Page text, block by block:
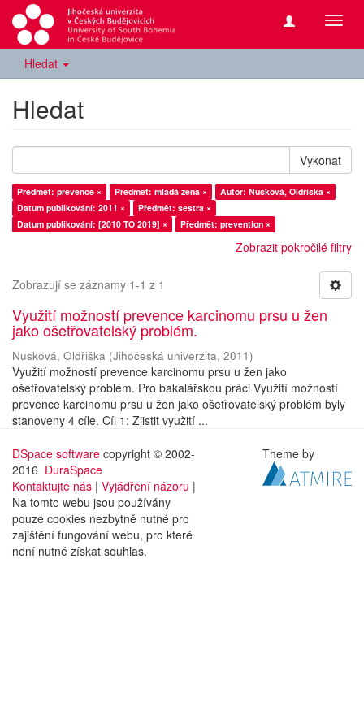
Hledat
Hledat
Vykonat
Předmět: prevence × Předmět: mladá žena ×
Autor: Nusková, Oldřiška ×
Datum publikování: 2011 ×
Předmět: sestra ×
Datum publikování: [2010 TO 2019] ×
Předmět: prevention ×
Zobrazit pokročilé filtry
Zobrazují se záznamy 1-1 z 1
Využití možností prevence karcinomu prsu u žen
jako ošetřovatelský problém.
Nusková, Oldřiška (Jihočeská univerzita, 2011)
Využití možností prevence karcinomu prsu u žen jako
ošetřovatelský problém. Pro bakalářskou práci Využití možností
prevence karcinomu prsu u žen jako ošetřovatelský problém byly
stanoveny 4 cíle. Cíl 1: Zjistit využití ...
DSpace software copyright © 2002-
2016 DuraSpace
Kontaktujte nás | Vyjádření názoru |
Na tomto webu jsou používány
pouze cookies nezbytně nutné pro
zajištění fungování webu, pro které
není nutné získat souhlas.
Theme by